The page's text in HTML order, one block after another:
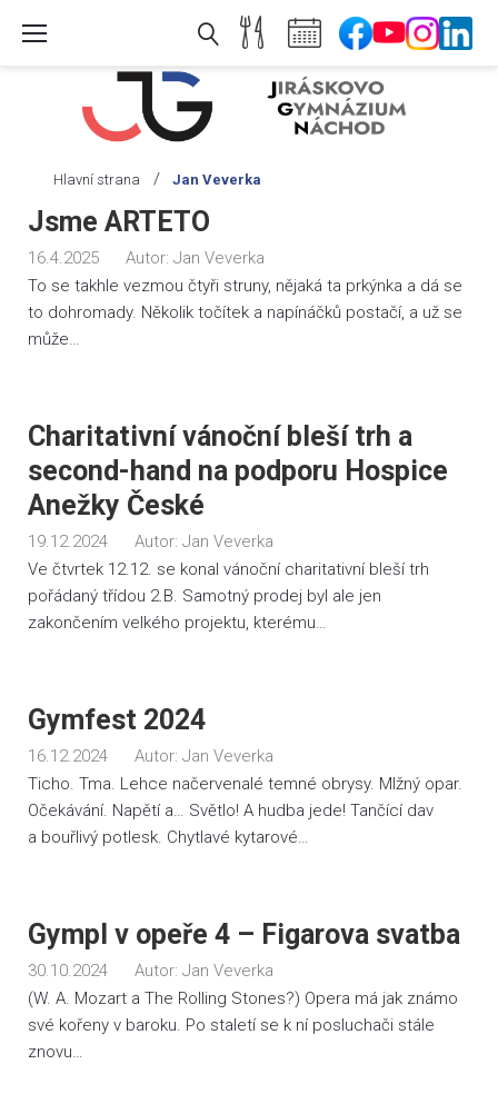
Hlavní strana / Jan Veverka
Autor:
Jan
Veverka
Jsme ARTETO
16.4.2025 Autor: Jan Veverka
To se takhle vezmou čtyři struny, nějaká ta prkýnka a dá se
to dohromady. Několik točítek a napínáčků postačí, a už se
může…
Charitativní vánoční bleší trh a
second-hand na podporu Hospice
Anežky České
19.12.2024 Autor: Jan Veverka
Ve čtvrtek 12.12. se konal vánoční charitativní bleší trh
pořádaný třídou 2.B. Samotný prodej byl ale jen
zakončením velkého projektu, kterému…
Gymfest 2024
16.12.2024 Autor: Jan Veverka
Ticho. Tma. Lehce načervenalé temné obrysy. Mlžný opar.
Očekávání. Napětí a… Světlo! A hudba jede! Tančící dav
a bouřlivý potlesk. Chytlavé kytarové…
Gympl v opeře 4 – Figarova svatba
30.10.2024 Autor: Jan Veverka
(W. A. Mozart a The Rolling Stones?) Opera má jak známo
své kořeny v baroku. Po staletí se k ní posluchači stále
znovu…